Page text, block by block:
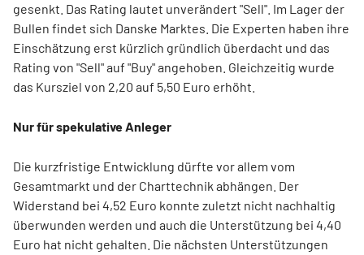
gesenkt. Das Rating lautet unverändert "Sell". Im Lager der
Bullen findet sich Danske Marktes. Die Experten haben ihre
Einschätzung erst kürzlich gründlich überdacht und das
Rating von "Sell" auf "Buy" angehoben. Gleichzeitig wurde
das Kursziel von 2,20 auf 5,50 Euro erhöht.
Nur für spekulative Anleger
Die kurzfristige Entwicklung dürfte vor allem vom
Gesamtmarkt und der Charttechnik abhängen. Der
Widerstand bei 4,52 Euro konnte zuletzt nicht nachhaltig
überwunden werden und auch die Unterstützung bei 4,40
Euro hat nicht gehalten. Die nächsten Unterstützungen